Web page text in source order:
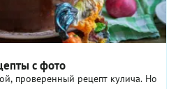
с фото
проверенный рецепт кулича. Но